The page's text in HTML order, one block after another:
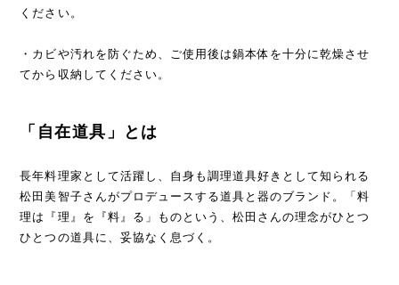
ください。
・カビや汚れを防ぐため、ご使用後は鍋本体を十分に乾燥させ
てから収納してください。
「自在道具」とは
長年料理家として活躍し、自身も調理道具好きとして知られる
松田美智子さんがプロデュースする道具と器のブランド。「料
理は『理』を『料』る」ものという、松田さんの理念がひとつ
ひとつの道具に、妥協なく息づく。